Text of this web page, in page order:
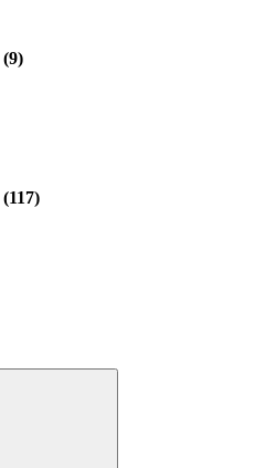
(9)
(117)